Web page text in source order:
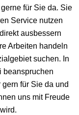
für Sie da. Sie
Service nutzen
ausbessern
Arbeiten handeln
suchen. In
beanspruchen
für Sie da und
uns mit Freude